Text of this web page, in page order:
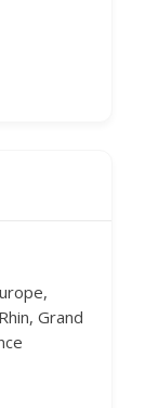
Grand